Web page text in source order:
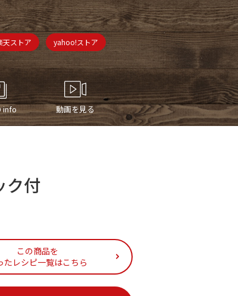
天ストア yahoo!ストア
info 動画を見る
ク付
この商品を
たレシピ一覧はこちら